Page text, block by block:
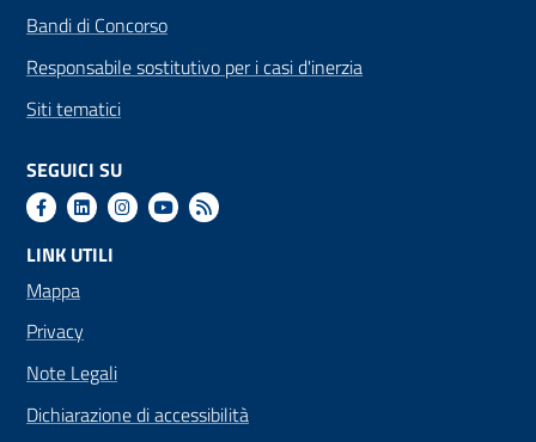
Bandi di Concorso
Responsabile sostitutivo per i casi d'inerzia
Siti tematici
SEGUICI SU
LINK UTILI
Mappa
Privacy
Note Legali
Dichiarazione di accessibilità